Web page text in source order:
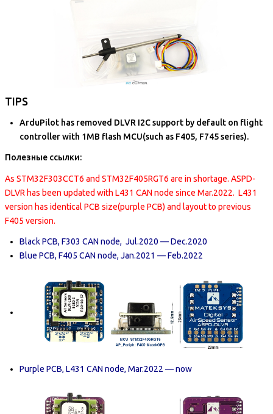
TIPS
ArduPilot has removed DLVR I2C support by default on flight
controller with 1MB flash MCU(such as F405, F745 series).
Полезные ссылки:
As STM32F303CCT6 and STM32F405RGT6 are in shortage. ASPD-
DLVR has been updated with L431 CAN node since Mar.2022. L431
version has identical PCB size(purple PCB) and layout to previous
F405 version.
Black PCB, F303 CAN node, Jul.2020 — Dec.2020
Blue PCB, F405 CAN node, Jan.2021 — Feb.2022
Purple PCB, L431 CAN node, Mar.2022 — now